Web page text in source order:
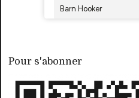
Pour s'abonner